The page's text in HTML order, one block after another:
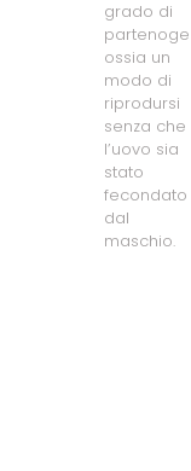
grado di
ossia un
modo di
riprodursi
senza che
l’uovo sia
stato
fecondato
dal
maschio.